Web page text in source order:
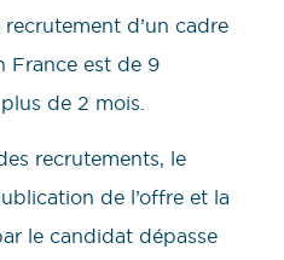
d’un cadre
France est de 9
de 2 mois.
recrutements, le
de l’offre et la
le candidat dépasse